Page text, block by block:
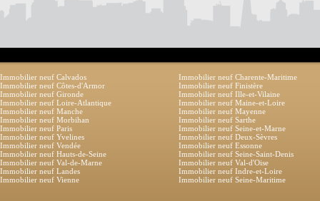
Immobilier neuf Calvados
Immobilier neuf Charente-Maritime
Immobilier neuf Côtes-d'Armor
Immobilier neuf Finistère
Immobilier neuf Gironde
Immobilier neuf Ille-et-Vilaine
Immobilier neuf Loire-Atlantique
Immobilier neuf Maine-et-Loire
Immobilier neuf Manche
Immobilier neuf Mayenne
Immobilier neuf Morbihan
Immobilier neuf Sarthe
Immobilier neuf Paris
Immobilier neuf Seine-et-Marne
Immobilier neuf Yvelines
Immobilier neuf Deux-Sèvres
Immobilier neuf Vendée
Immobilier neuf Essonne
Immobilier neuf Hauts-de-Seine
Immobilier neuf Seine-Saint-Denis
Immobilier neuf Val-de-Marne
Immobilier neuf Val-d'Oise
Immobilier neuf Landes
Immobilier neuf Indre-et-Loire
Immobilier neuf Vienne
Immobilier neuf Seine-Maritime